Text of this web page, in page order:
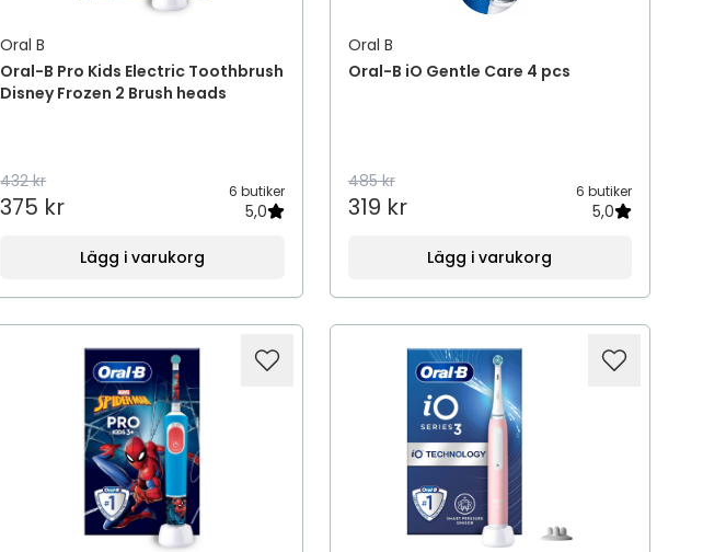
Oral B
Oral-B Pro Kids Electric Toothbrush
Disney Frozen 2 Brush heads
432 kr
375 kr
6 butiker
5,0
Lägg i varukorg
Oral B
Oral-B iO Gentle Care 4 pcs
485 kr
319 kr
6 butiker
5,0
Lägg i varukorg